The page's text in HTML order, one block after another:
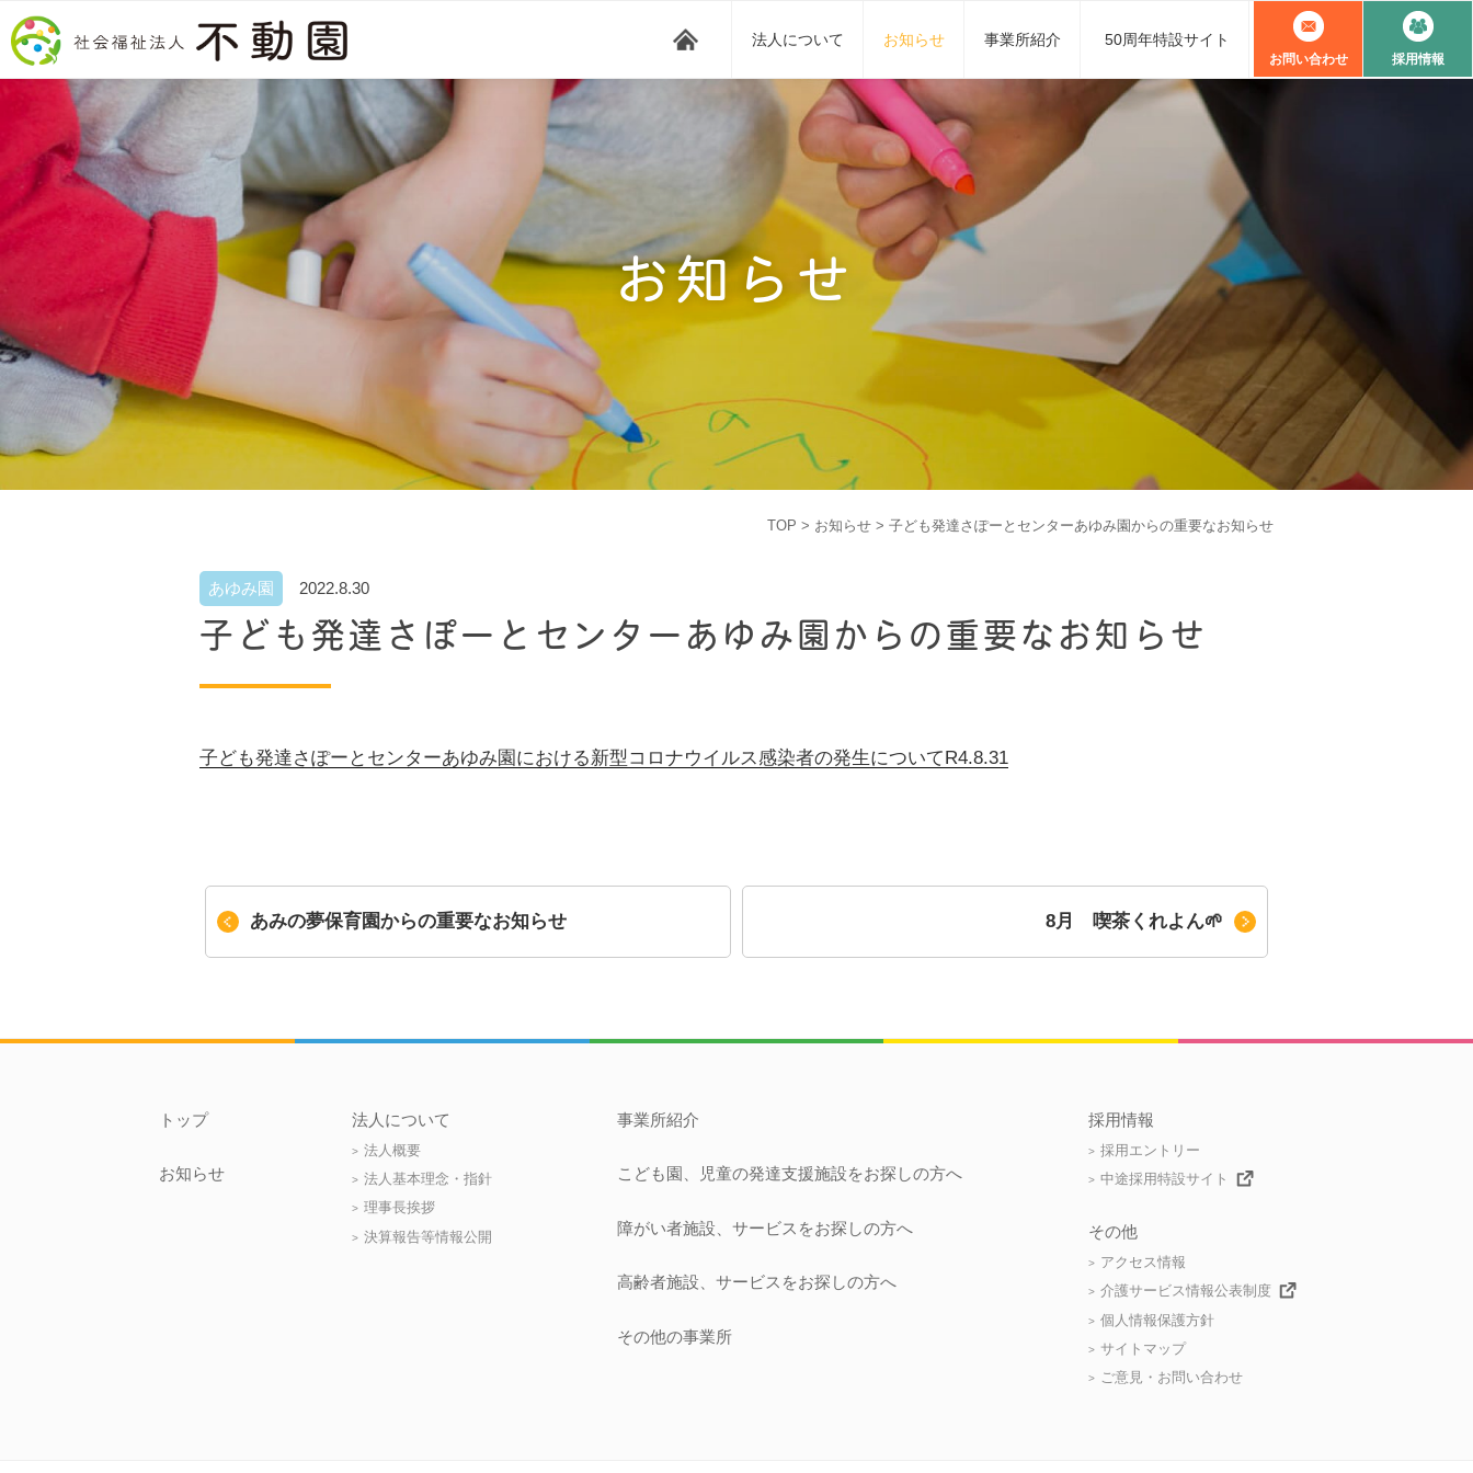
コンテンツへスキップ
お知らせ
法人について お知らせ 事業所紹介 50周年特設サイト
お問い合わせ 採用情報
TOP > お知らせ > 子ども発達さぽーとセンターあゆみ園からの重要なお知らせ
あゆみ園 2022.8.30
子ども発達さぽーとセンターあゆみ園からの重要なお知らせ
子ども発達さぽーとセンターあゆみ園における新型コロナウイルス感染者の発生についてR4.8.31
あみの夢保育園からの重要なお知らせ 8月 喫茶くれよん🌱
トップ
お知らせ
法人について
法人概要
法人基本理念・指針
理事長挨拶
決算報告等情報公開
事業所紹介
こども園、児童の発達支援施設をお探しの方へ
障がい者施設、サービス をお探しの方へ
高齢者施設、サービス をお探しの方へ
その他の事業所
採用情報
採用エントリー
中途採用特設サイト
その他
アクセス情報
介護サービス情報公表制度
個人情報保護方針
サイトマップ
ご意見・お問い合わせ